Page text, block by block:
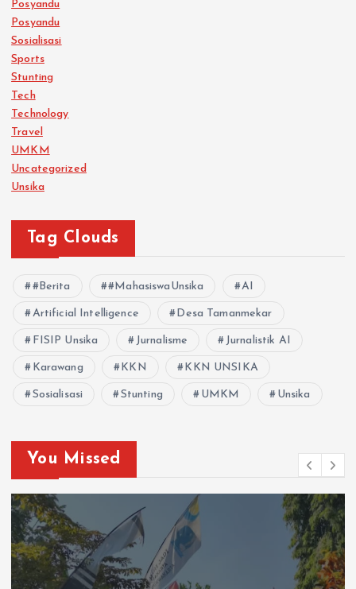
Posyandu
Posyandu
Sosialisasi
Sports
Stunting
Tech
Technology
Travel
UMKM
Uncategorized
Unsika
Tag Clouds
#Berita #MahasiswaUnsika AI
Artificial Intelligence Desa Tamanmekar
FISIP Unsika Jurnalisme Jurnalistik AI
Karawang KKN KKN UNSIKA
Sosialisasi Stunting UMKM Unsika
You Missed